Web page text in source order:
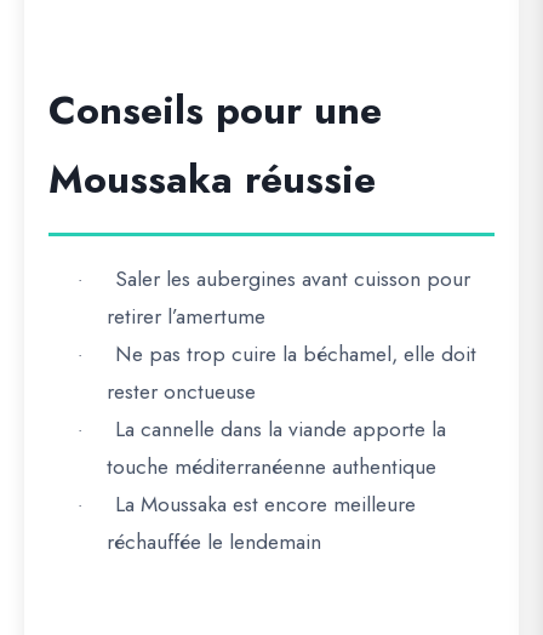
Conseils pour une
Moussaka réussie
·
Saler les aubergines avant cuisson pour
retirer l’amertume
·
Ne pas trop cuire la béchamel, elle doit
rester onctueuse
·
La cannelle dans la viande apporte la
touche méditerranéenne authentique
·
La Moussaka est encore meilleure
réchauffée le lendemain